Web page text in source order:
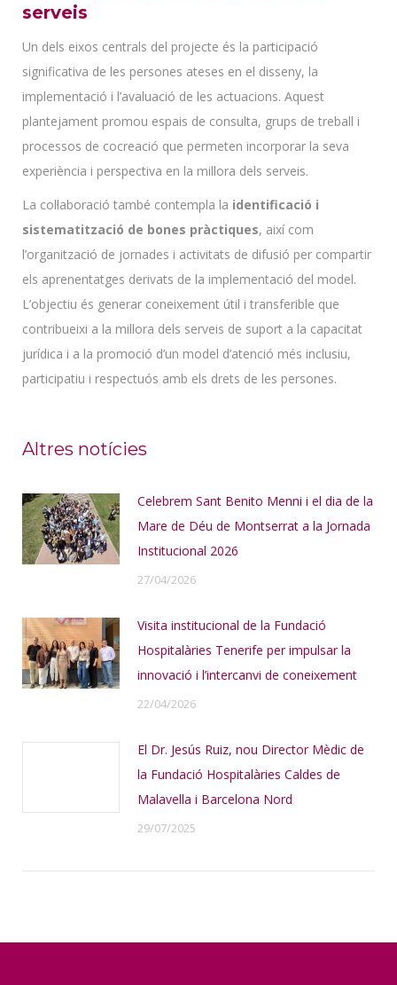
serveis
Un dels eixos centrals del projecte és la participació
significativa de les persones ateses en el disseny, la
implementació i l’avaluació de les actuacions. Aquest
plantejament promou espais de consulta, grups de treball i
processos de cocreació que permeten incorporar la seva
experiència i perspectiva en la millora dels serveis.
La col·laboració també contempla la identificació i
sistematització de bones pràctiques, així com
l’organització de jornades i activitats de difusió per compartir
els aprenentatges derivats de la implementació del model.
L’objectiu és generar coneixement útil i transferible que
contribueixi a la millora dels serveis de suport a la capacitat
jurídica i a la promoció d’un model d’atenció més inclusiu,
participatiu i respectuós amb els drets de les persones.
Altres notícies
Celebrem Sant Benito Menni i el dia de la
Mare de Déu de Montserrat a la Jornada
Institucional 2026
27/04/2026
Visita institucional de la Fundació
Hospitalàries Tenerife per impulsar la
innovació i l’intercanvi de coneixement
22/04/2026
El Dr. Jesús Ruiz, nou Director Mèdic de
la Fundació Hospitalàries Caldes de
Malavella i Barcelona Nord
29/07/2025